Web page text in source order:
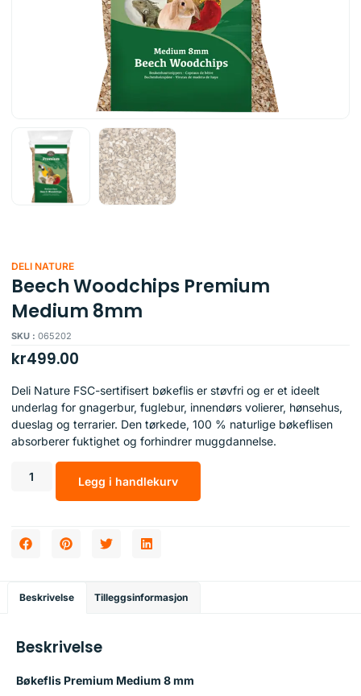
DELI NATURE
Beech Woodchips Premium
Medium 8mm
SKU : 065202
kr499.00
Deli Nature FSC-sertifisert bøkeflis er støvfri og er et ideelt
underlag for gnagerbur, fuglebur, innendørs volierer, hønsehus,
dueslag og terrarier. Den tørkede, 100 % naturlige bøkeflisen
absorberer fuktighet og forhindrer muggdannelse.
Legg i handlekurv
Beskrivelse Tilleggsinformasjon
Beskrivelse
Bøkeflis Premium Medium 8 mm